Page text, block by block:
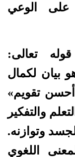
على الوعي
تعالى:
بيان لكمال
تقويم»
والتفكير
وتوازنه.
اللغوي